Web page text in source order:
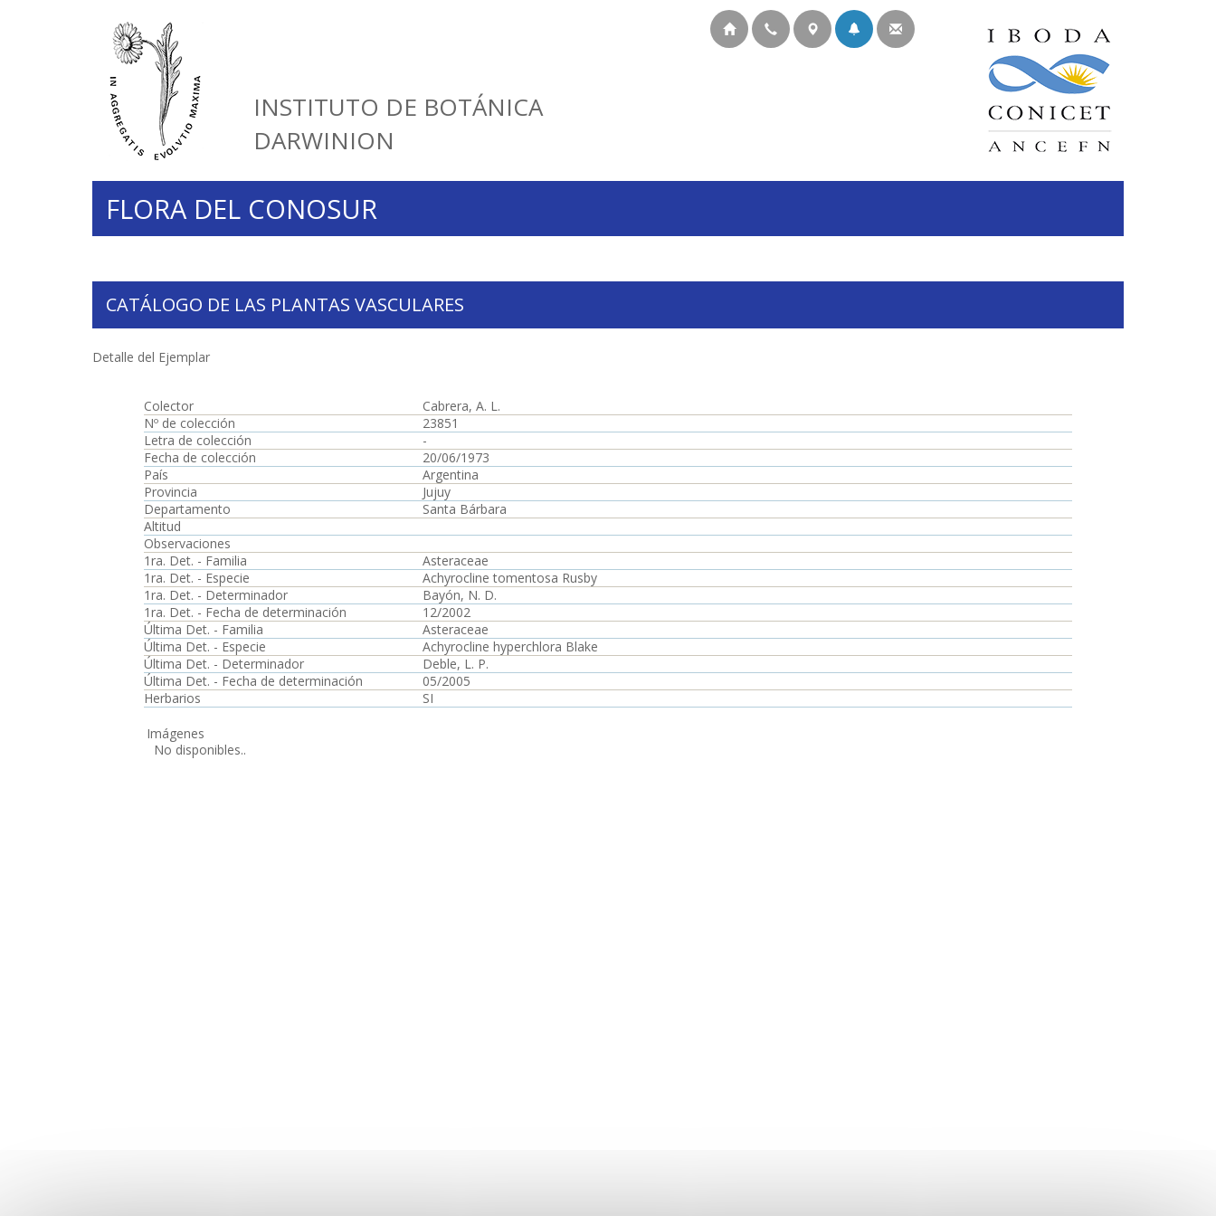
INSTITUTO DE BOTÁNICA
DARWINION
FLORA DEL CONOSUR
CATÁLOGO DE LAS PLANTAS VASCULARES
Detalle del Ejemplar
Colector
Cabrera, A. L.
Nº de colección
23851
Letra de colección
-
Fecha de colección
20/06/1973
País
Argentina
Provincia
Jujuy
Departamento
Santa Bárbara
Altitud
Observaciones
1ra. Det. - Familia
Asteraceae
1ra. Det. - Especie
Achyrocline tomentosa Rusby
1ra. Det. - Determinador
Bayón, N. D.
1ra. Det. - Fecha de determinación
12/2002
Última Det. - Familia
Asteraceae
Última Det. - Especie
Achyrocline hyperchlora Blake
Última Det. - Determinador
Deble, L. P.
Última Det. - Fecha de determinación
05/2005
Herbarios
SI
Imágenes
No disponibles..